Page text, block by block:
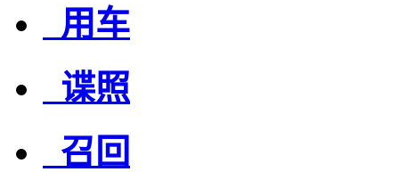
用车
谍照
召回